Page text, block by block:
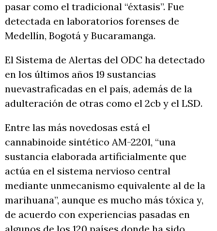
pasar como el tradicional “éxtasis”. Fue
detectada en laboratorios forenses de
Medellín, Bogotá y Bucaramanga.
El Sistema de Alertas del ODC ha detectado
en los últimos años 19 sustancias
nuevastraficadas en el país, además de la
adulteración de otras como el 2cb y el LSD.
Entre las más novedosas está el
cannabinoide sintético AM-2201, “una
sustancia elaborada artificialmente que
actúa en el sistema nervioso central
mediante unmecanismo equivalente al de la
marihuana”, aunque es mucho más tóxica y,
de acuerdo con experiencias pasadas en